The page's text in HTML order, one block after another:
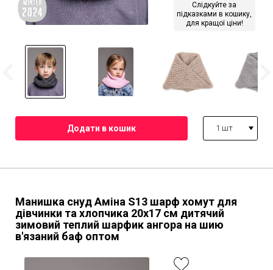
Слідкуйте за
підказками в кошику,
для кращої ціни!
1 шт
Манишка снуд Аміна S13 шарф хомут для
дівчинки та хлопчика 20х17 см дитячий
зимовий теплий шарфик ангора на шию
в'язаний баф оптом